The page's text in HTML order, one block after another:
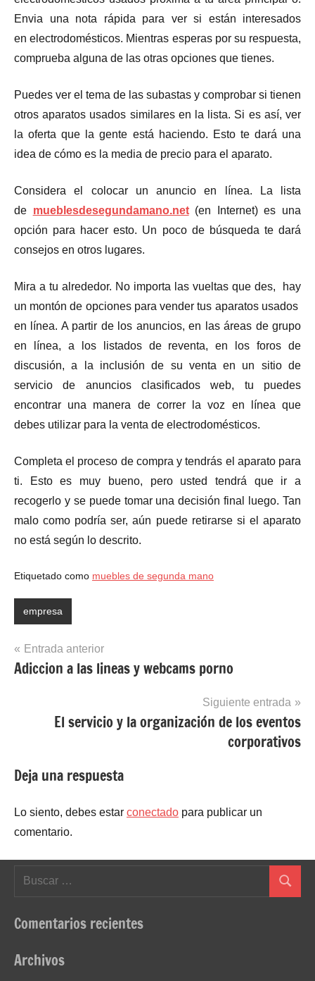
Envia una nota rápida para ver si están interesados
en electrodomésticos. Mientras esperas por su respuesta,
comprueba alguna de las otras opciones que tienes.
Puedes ver el tema de las subastas y comprobar si tienen
otros aparatos usados similares ​​en la lista. Si es así, ver
la oferta que la gente está haciendo. Esto te dará una
idea de cómo es la media de precio para el aparato.
Considera el colocar un anuncio en línea. La lista
de mueblesdesegundamano.net (en Internet) es una
opción para hacer esto. Un poco de búsqueda te dará
consejos en otros lugares.
Mira a tu alrededor. No importa las vueltas que des, hay
un montón de opciones para vender tus aparatos usados ​​
en línea. A partir de los anuncios, en las áreas de grupo
en línea, a los listados de reventa, en los foros de
discusión, a la inclusión de su venta en un sitio de
servicio de anuncios clasificados web, tu puedes
encontrar una manera de correr la voz en línea que
debes utilizar para la venta de electrodomésticos.
Completa el proceso de compra y tendrás el aparato para
ti. Esto es muy bueno, pero usted tendrá que ir a
recogerlo y se puede tomar una decisión final luego. Tan
malo como podría ser, aún puede retirarse si el aparato
no está según lo descrito.
Etiquetado como muebles de segunda mano
empresa
Navegación
de
Entrada anterior
Adiccion a las lineas y webcams porno
Siguiente entrada
El servicio y la organización de los eventos
corporativos
Deja una respuesta
Lo siento, debes estar conectado para publicar un
comentario.
Buscar
Comentarios recientes
Archivos